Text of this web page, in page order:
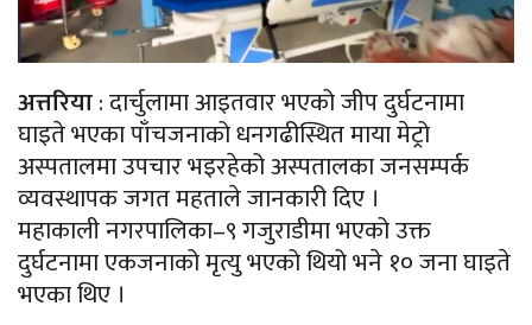
अत्तरिया: दार्चुलामा आइतवार भएको जीप दुर्घटनामा
घाइते भएका पाँचजनाको धनगढीस्थित माया मेट्रो
अस्पतालमा उपचार भइरहेको अस्पतालका जनसम्पर्क
व्यवस्थापक जगत महताले जानकारी दिए ।
महाकाली नगरपालिका–९ गजुराडीमा भएको उक्त
दुर्घटनामा एकजनाको मृत्यु भएको थियो भने १० जना घाइते
भएका थिए ।